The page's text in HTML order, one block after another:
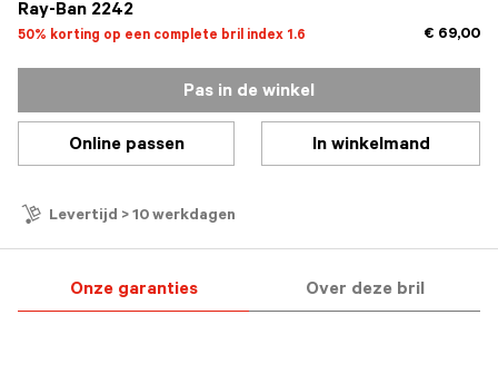
Ray-Ban 2242
50% korting op een complete bril index 1.6 € 69,00
Pas in de winkel
Online passen In winkelmand
Levertijd > 10 werkdagen
Onze garanties Over deze bril